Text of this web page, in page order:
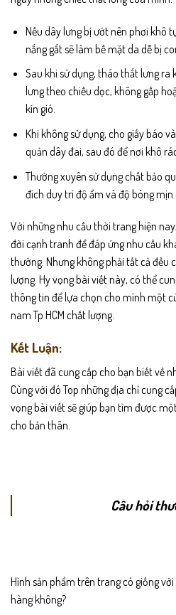
Nếu dây lưng bị ướt nên phơi khô
nắng gắt sẽ làm bề mặt da dễ bị
Sau khi sử dụng, tháo thắt lưng
lưng theo chiều dọc, không gấp
kín gió.
Khi không sử dụng, cho giấy báo
quản dây đai, sau đó để nơi khô
Thường xuyên sử dụng chất bảo
đích duy trì độ ẩm và độ bóng
Với những nhu cầu thời trang hiện
đời cạnh tranh để đáp ứng nhu cầu
thường. Nhưng không phải tất cả đều
lượng. Hy vọng bài viết này, có thể
thông tin để lựa chọn cho mình một
nam Tp HCM chất lượng.
Kết Luận:
Bài viết đã cung cấp cho bạn biết về
Cùng với đó Top những địa chỉ cung
vọng bài viết sẽ giúp bạn tìm được
cho bản thân.
Câu hỏi
Hình sản phẩm trên trang có giống
hàng không?